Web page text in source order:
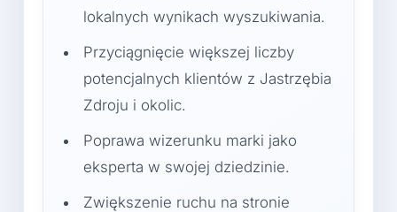
lokalnych wynikach wyszukiwania.
Przyciągnięcie większej liczby
potencjalnych klientów z Jastrzębia
Zdroju i okolic.
Poprawa wizerunku marki jako
eksperta w swojej dziedzinie.
Zwiększenie ruchu na stronie